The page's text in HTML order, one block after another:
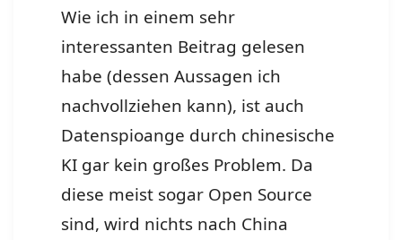
Wie ich in einem sehr
interessanten Beitrag gelesen
habe (dessen Aussagen ich
nachvollziehen kann), ist auch
Datenspioange durch chinesische
KI gar kein großes Problem. Da
diese meist sogar Open Source
sind, wird nichts nach China